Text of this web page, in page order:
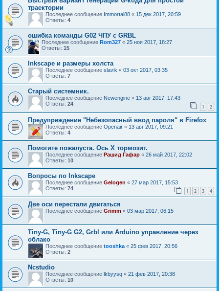
траектории
Последнее сообщение Immortal88 « 15 дек 2017, 20:59
Ответы: 4
ошибка команды G02 ЧПУ с GRBL
Последнее сообщение Rom327 « 25 ноя 2017, 18:27
Ответы: 15
Inkscape и размеры холста
Последнее сообщение slavik « 03 окт 2017, 03:35
Ответы: 7
Старый системник.
Последнее сообщение Newengine « 13 авг 2017, 17:43
Ответы: 24 1 2
Предупреждение "Небезопасный ввод пароля" в Firefox
Последнее сообщение Openair « 13 авг 2017, 09:21
Ответы: 4
Помогите пожалуста. Ось Х тормозит.
Последнее сообщение Рашид Гафар « 26 май 2017, 22:02
Ответы: 10
Вопросы по Inkscape
Последнее сообщение Gelogen « 27 мар 2017, 15:53
Ответы: 74 1 2 3 4
Две оси перестали двигаться
Последнее сообщение Grimm « 03 мар 2017, 06:15
Tiny-G, Tiny-G G2, Grbl или Arduino управление через
облако
Последнее сообщение tooshka« 25 фев 2017, 20:56
Ответы: 2
Ncstudio
Последнее сообщение lkbyysq « 21 фев 2017, 20:38
Ответы: 10